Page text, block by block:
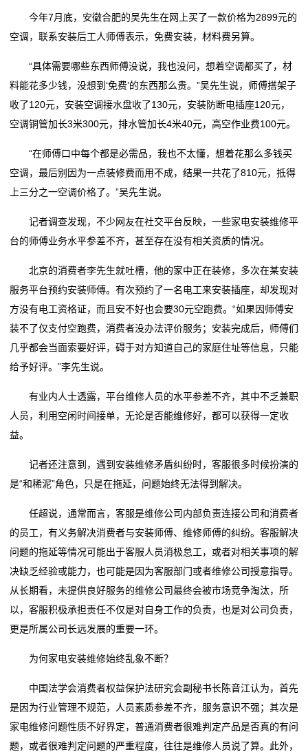
今年7月底，安徽合肥的吴先生在网上买了一款价格为2899元的
空调，联系安装后工人师傅表示，免费安装，材料费另算。
“具体需要哪些东西师傅没说，我也没问，想着空调都买了，材
料能花多少钱，没想到‘免费’的东西那么贵。”吴先生说，师傅搭架子
收了120元，安装空调接水盘收了130元，安装防断电插座120元，
空调铜管加长3米300元，排水管加长4米40元，高空作业费100元。
“在师傅口中每个都是必需品，我也不太懂，想着花那么多钱买
空调，最后别因为一点装修费而用不成，结果一共花了810元，抵得
上三分之一空调价格了。”吴先生说。
记者调查发现，不少网友在社交平台反映，一些家电安装维修平
台的师傅业务水平参差不齐，甚至存在没有相关资质的情况。
北京的消费者李先生就吐槽，他的家中正在装修，多次在某安装
服务平台预约安装师傅。有次预约了一名电工来安装插座，却发现对
方没有电工资格证，而且安不好也会要30元空跑费。“如果因师傅安
装不了仅支付空跑费，消费者没办法评价服务；安装完成后，师傅们
几乎都会当面索要好评，碍于对方知道自己的家庭住址等信息，只能
给予好评。”李先生说。
有业内人士透露，平台维修人员的水平参差不齐，其中不乏兼职
人员，利用空闲时间接单，无论是否能维修好，都可以获得一定收
益。
记者还注意到，遇到安装维修矛盾纠纷时，客服很多时候扮演的
是“和稀泥”角色，只是在拖延，问题始终无法得到解决。
任超说，通常而言，客服是维修公司内部负责连接公司和消费者
的员工，有义务解决消费者与安装师傅、维修师傅的纠纷。客服解决
问题的拖延等情况可能出于客服人员消极怠工，或者对相关事项的解
决缺乏经验或能力，也可能是因为客服部门或者维修公司授意指导。
从长期看，未提供良好服务的维修公司最终会被市场竞争淘汰，所
以，客服积极承担责任不仅是对自身工作的负责，也是对公司负责，
更是所属公司长远发展的重要一环。
为何家电安装维修始终乱象不断？
中国法学会消费者权益保护法研究会副秘书长陈音江认为，首先
是因为行业管理不规范，人员素质参差不齐，服务意识不强；其次是
家电维修问题性质不好界定，普通消费者很难判定产品是否真的有问
题，或者很难判定问题的严重程度，往往是维修人员说了算。此外，